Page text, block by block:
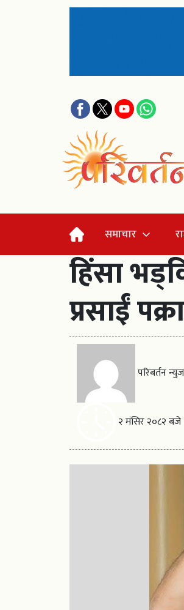
समाचार
हिंसा
प्रसाईं
परिबर्तन न्युज
२ मंसिर २०८२ बजे